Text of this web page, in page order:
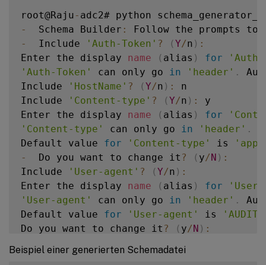
root@Raju - adc2# python
-
  Schema Builder
:
Follow the prompts to
-
  Include
'Auth-Token' ? (Y/n ) :
Enter the display name ( alias ) for
'Auth-
'Auth-Token'
can only go in 'header' .
Include
'HostName' ? (Y/n ) :
n
Include
'Content-type' ? (Y/n ) :
y
Enter the display name ( alias ) for
'Content-type'
can only go in 'header' .
Default value for 'Content-type' is
-
  Do you want to change it
? ( y/N ) :
Include
'User-agent' ? (Y/n ) :
Enter the display name ( alias ) for
'User-agent'
can only go in 'header' .
Default value for 'User-agent' is
Do you want to change it ? ( y/N ) :
Include
)
y
Enter the display name (alias
Beispiel einer generierten Schemadatei